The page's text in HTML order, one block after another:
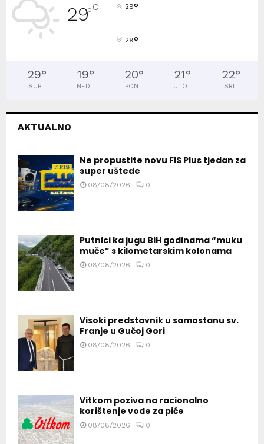
29°C 29°
29°
29°
SUB
19°
NED
20°
PON
21°
UTO
22°
SRI
AKTUALNO
Ne propustite novu FIS Plus tjedan za
super uštede
08/08/2026 0
Putnici ka jugu BiH godinama “muku
muče” s kilometarskim kolonama
08/08/2026 0
Visoki predstavnik u samostanu sv.
Franje u Gučoj Gori
08/08/2026 0
Vitkom poziva na racionalno
korištenje vode za piće
08/08/2026 0